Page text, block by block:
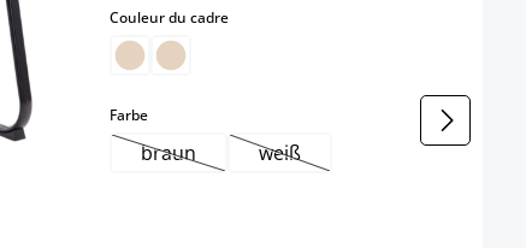
Couleur du cadreselect
Farbeselect
braun(Cette option n'est pas disponible pour le
weiß(Cette option n'est pas